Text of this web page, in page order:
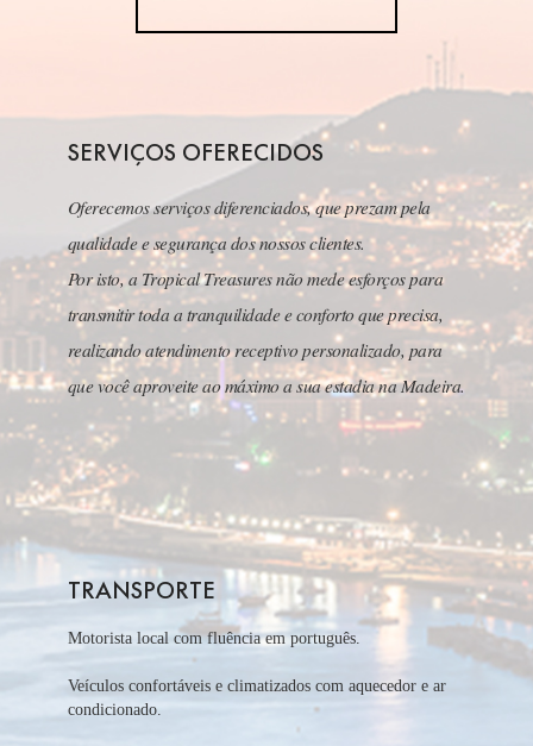
SERVIÇOS OFERECIDOS
Oferecemos serviços diferenciados, que prezam pela
qualidade e segurança dos nossos clientes.
Por isto, a Tropical Treasures não mede esforços para
transmitir toda a tranquilidade e conforto que precisa,
realizando atendimento receptivo personalizado, para
que você aproveite ao máximo a sua estadia na Madeira.
TRANSPORTE
Motorista local com fluência em português.
Veículos confortáveis e climatizados com aquecedor e ar
condicionado.